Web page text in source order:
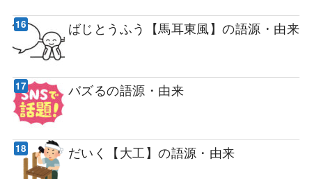
ばじとうふう【馬耳東風】の語源・由来
バズるの語源・由来
だいく【大工】の語源・由来